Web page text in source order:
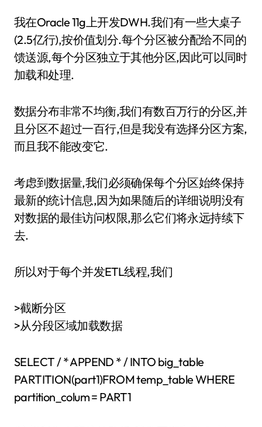
我在Oracle 11g上开发DWH.我们有一些大桌子
(2.5亿行),按价值划分.每个分区被分配给不同的
馈送源,每个分区独立于其他分区,因此可以同时
加载和处理.
数据分布非常不均衡,我们有数百万行的分区,并
且分区不超过一百行,但是我没有选择分区方案,
而且我不能改变它.
考虑到数据量,我们必须确保每个分区始终保持
最新的统计信息,因为如果随后的详细说明没有
对数据的最佳访问权限,那么它们将永远持续下
去.
所以对于每个并发ETL线程,我们
>截断分区
>从分段区域加载数据
SELECT / * APPEND * / INTO big_table
PARTITION(part1)FROM temp_table WHERE
partition_colum = PART1